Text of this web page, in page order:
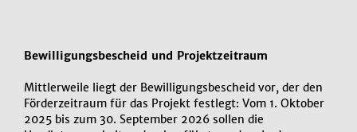
Bewilligungsbescheid und Projektzeitraum
Mittlerweile liegt der Bewilligungsbescheid vor, der den
Förderzeitraum für das Projekt festlegt: Vom 1. Oktober
2025 bis zum 30. September 2026 sollen die